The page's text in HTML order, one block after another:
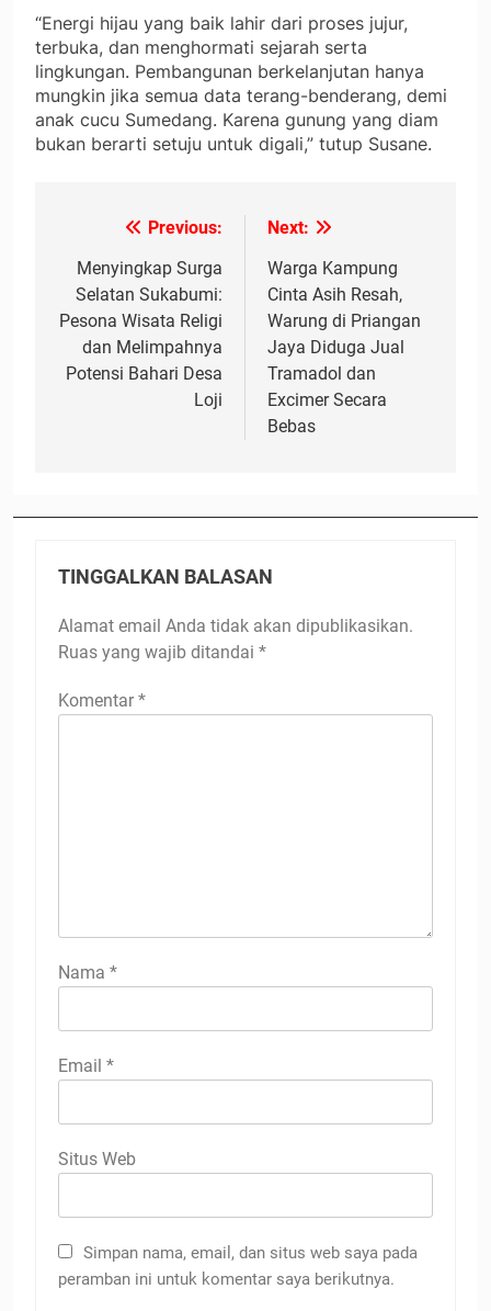
“Energi hijau yang baik lahir dari proses jujur,
terbuka, dan menghormati sejarah serta
lingkungan. Pembangunan berkelanjutan hanya
mungkin jika semua data terang-benderang, demi
anak cucu Sumedang. Karena gunung yang diam
bukan berarti setuju untuk digali,” tutup Susane.
Navigasi
pos
Previous:
Menyingkap Surga
Selatan Sukabumi:
Pesona Wisata Religi
dan Melimpahnya
Potensi Bahari Desa
Loji
Next:
Warga Kampung
Cinta Asih Resah,
Warung di Priangan
Jaya Diduga Jual
Tramadol dan
Excimer Secara
Bebas
TINGGALKAN BALASAN
Alamat email Anda tidak akan dipublikasikan.
Ruas yang wajib ditandai *
Komentar *
Nama *
Email *
Situs Web
Simpan nama, email, dan situs web saya pada
peramban ini untuk komentar saya berikutnya.